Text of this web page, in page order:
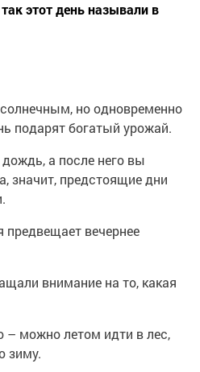
этот день называли в
но одновременно
подарят богатый урожай.
а после него вы
значит, предстоящие дни
вечернее
внимание на то, какая
– можно летом идти в лес,
зиму.